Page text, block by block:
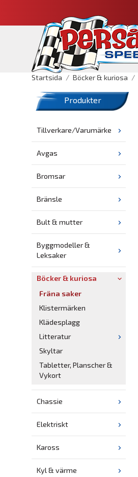
Startsida / Böcker & kuriosa /
Produkter
Tillverkare/Varumärke
Avgas
Bromsar
Bränsle
Bult & mutter
Byggmodeller &
Leksaker
Böcker & kuriosa
Fräna saker
Klistermärken
Klädesplagg
Litteratur
Skyltar
Tabletter, Planscher &
Vykort
Chassie
Elektriskt
Kaross
Kyl & värme